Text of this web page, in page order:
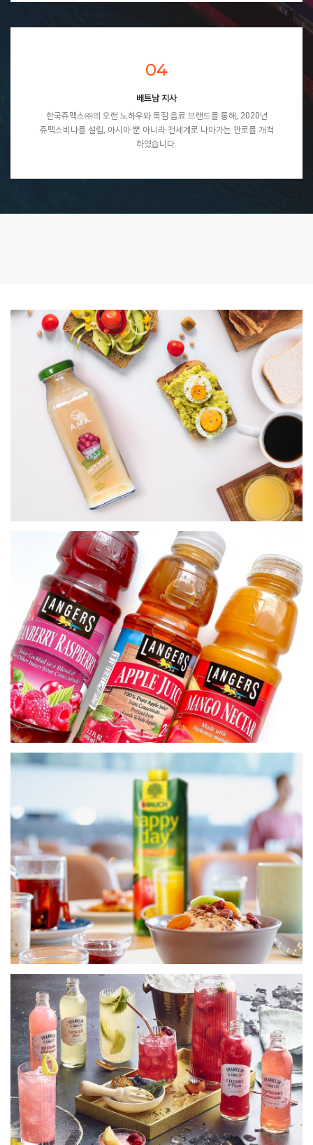
04
베트남 지사
한국쥬맥스㈜의 오랜 노하우와 독점 음료 브랜드를 통해, 2020년
쥬맥스비나를 설립, 아시아 뿐 아니라 전세계로 나아가는 판로를 개척
하였습니다.